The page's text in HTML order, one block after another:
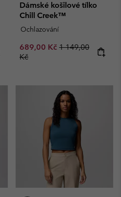
Dámské košilové tílko
Chill Creek™
Ochlazování
Sale price:
689,00 Kč Regular price:
1 149,00
Kč